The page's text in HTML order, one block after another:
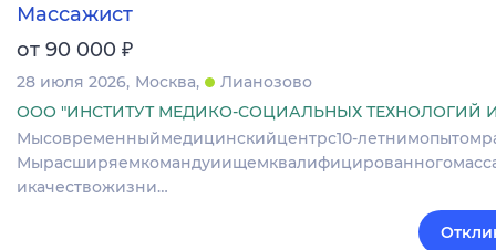
Массажист
от 90 000 ₽
28 июля 2026 Москва
Лианозово
ООО "ИНСТИТУТ МЕДИКО-СОЦИАЛЬНЫХ ТЕХНОЛОГИЙ
икачествожизни…